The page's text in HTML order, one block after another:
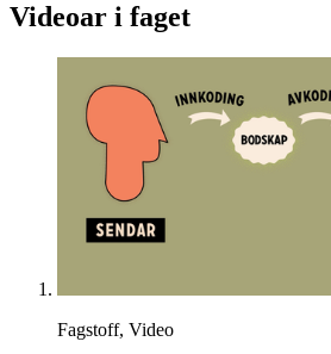
Videoar i faget
Fagstoff, Video